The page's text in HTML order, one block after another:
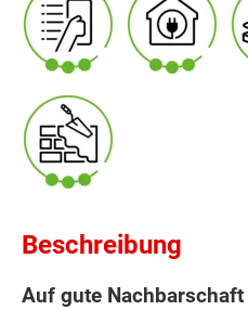
Beschreibung
Auf gute Nachbarschaft